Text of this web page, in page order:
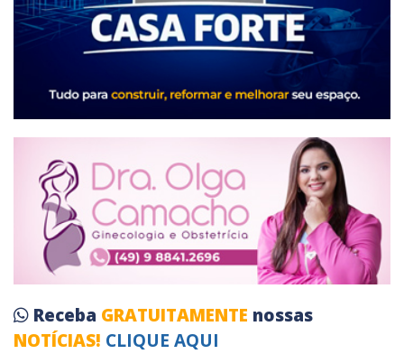
Receba GRATUITAMENTE nossas
NOTÍCIAS! CLIQUE AQUI